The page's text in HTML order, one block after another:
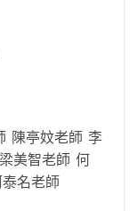
陳亭妏老師 李
美智老師 何
名老師